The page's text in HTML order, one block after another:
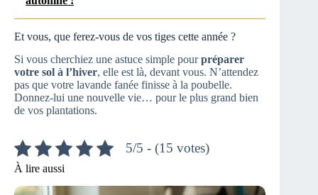
Et vous, que ferez-vous de vos tiges cette année ?
Si vous cherchiez une astuce simple pourpréparer
votre sol à l’hiver, elle est là, devant vous. N’attendez
pas que votre lavande fanée finisse à la poubelle.
Donnez-lui une nouvelle vie… pour le plus grand bien
de vos plantations.
5/5 - (15 votes)
À lire aussi